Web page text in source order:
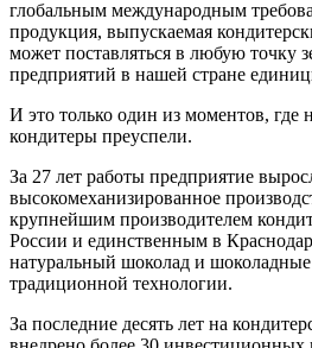
глобальным международным
продукция, выпускаемая
может поставляться в любую точку
предприятий в нашей стране
И это только один из моментов, где
кондитеры преуспели.
За 27 лет работы предприятие
высокомеханизированное
крупнейшим производителем
России и единственным в
натуральный шоколад и
традиционной технологии.
За последние десять лет на